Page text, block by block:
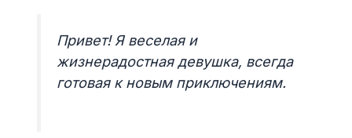
Привет! Я веселая и
жизнерадостная девушка, всегда
готовая к новым приключениям.